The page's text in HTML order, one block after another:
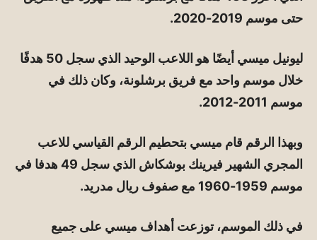
حتى موسم 2019-2020.
ليونيل ميسي أيضًا هو اللاعب الوحيد الذي سجل 50 هدفًا
خلال موسم واحد مع فريق برشلونة، وكان ذلك في
موسم 2011-2012.
وبهذا الرقم قام ميسي بتحطيم الرقم القياسي للاعب
المجري الشهير فيرينك بوشكاش الذي سجل 49 هدفا في
موسم 1959-1960 مع صفوف ريال مدريد.
في ذلك الموسم، توزعت أهداف ميسي على جميع